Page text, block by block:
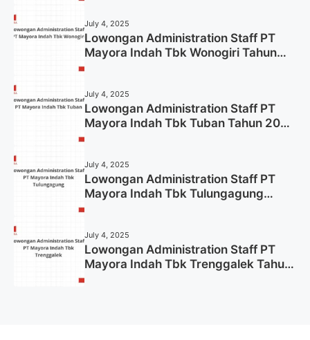
July 4, 2025
Lowongan Administration Staff PT
Mayora Indah Tbk Wonogiri Tahun
July 4, 2025
Lowongan Administration Staff PT
Mayora Indah Tbk Tuban Tahun 2025
July 4, 2025
Lowongan Administration Staff PT
Mayora Indah Tbk Tulungagung
July 4, 2025
Lowongan Administration Staff PT
Mayora Indah Tbk Trenggalek Tahun